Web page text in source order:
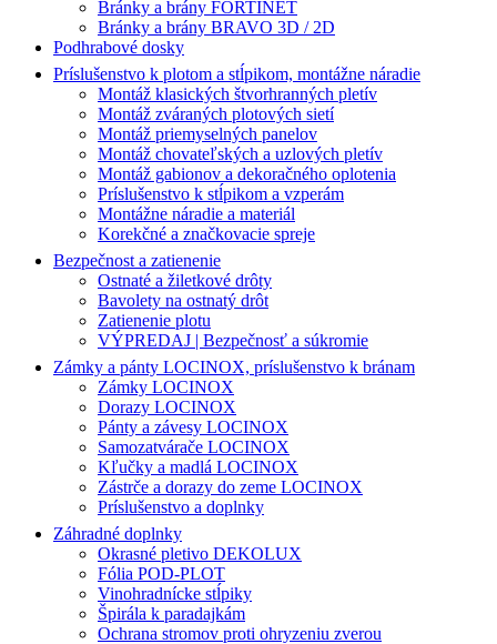
Bránky a brány FORTINET
Bránky a brány BRAVO 3D / 2D
Podhrabové dosky
Príslušenstvo k plotom a stĺpikom, montážne náradie
Montáž klasických štvorhranných pletív
Montáž zváraných plotových sietí
Montáž priemyselných panelov
Montáž chovateľských a uzlových pletív
Montáž gabionov a dekoračného oplotenia
Príslušenstvo k stĺpikom a vzperám
Montážne náradie a materiál
Korekčné a značkovacie spreje
Bezpečnost a zatienenie
Ostnaté a žiletkové drôty
Bavolety na ostnatý drôt
Zatienenie plotu
VÝPREDAJ | Bezpečnosť a súkromie
Zámky a pánty LOCINOX, príslušenstvo k bránam
Zámky LOCINOX
Dorazy LOCINOX
Pánty a závesy LOCINOX
Samozatvárače LOCINOX
Kľučky a madlá LOCINOX
Zástrče a dorazy do zeme LOCINOX
Príslušenstvo a doplnky
Záhradné doplnky
Okrasné pletivo DEKOLUX
Fólia POD-PLOT
Vinohradnícke stĺpiky
Špirála k paradajkám
Ochrana stromov proti ohryzeniu zverou